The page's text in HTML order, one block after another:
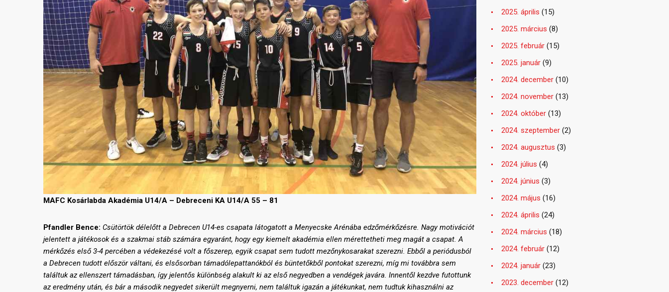
MAFC Kosárlabda Akadémia U14/A – Debreceni KA U14/A 55 – 81
Pfandler Bence: Csütörtök délelőtt a Debrecen U14-es csapata látogatott a Menyecske Arénába edzőmérkőzésre. Nagy motivációt
jelentett a játékosok és a szakmai stáb számára egyaránt, hogy egy kiemelt akadémia ellen mérettetheti meg magát a csapat. A
mérkőzés első 3-4 percében a védekezésé volt a főszerep, egyik csapat sem tudott mezőnykosarakat szerezni. Ebből a periódusból
a Debrecen tudott először váltani, és elsősorban támadólepattanókból és büntetőkből pontokat szerezni, míg mi továbbra sem
találtuk az ellenszert támadásban, így jelentős különbség alakult ki az első negyedben a vendégek javára. Innentől kezdve futottunk
az eredmény után, és bár a második negyedet sikerült megnyerni, nem találtukigazán a játékunkat, nem tudtuk kihasználni az
2025. április (15)
2025. március (8)
2025. február (15)
2025. január (9)
2024. december (10)
2024. november (13)
2024. október (13)
2024. szeptember (2)
2024. augusztus (3)
2024. július (4)
2024. június (3)
2024. május (16)
2024. április (24)
2024. március (18)
2024. február (12)
2024. január (23)
2023. december (12)